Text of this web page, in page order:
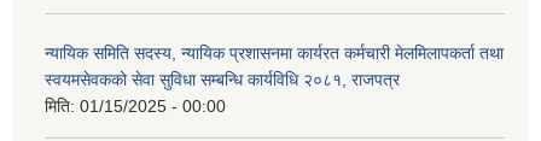
न्यायिक समिति सदस्य, न्यायिक प्रशासनमा कार्यरत कर्मचारी मेलमिलापकर्ता तथा
स्वयमसेवकको सेवा सुविधा सम्बन्धि कार्यविधि २०८१, राजपत्र
मिति: 01/15/2025 - 00:00